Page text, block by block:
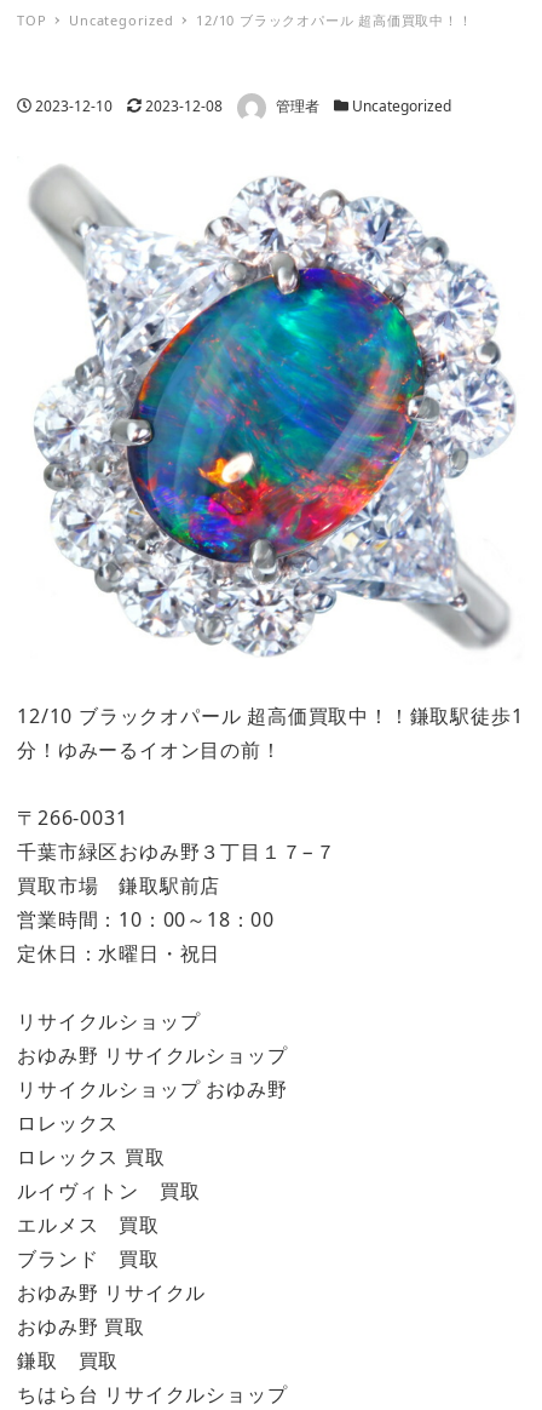
TOP Uncategorized 12/10 ブラックオパール 超高価買取中！！
投稿日
2023-12-10 更新日
2023-12-08 著者 管理者 カテゴリー
Uncategorized
12/10 ブラックオパール 超高価買取中！！鎌取駅徒歩1
分！ゆみーるイオン目の前！
〒266-0031
千葉市緑区おゆみ野３丁目１７−７
買取市場 鎌取駅前店
営業時間：10：00～18：00
定休日：水曜日・祝日
リサイクルショップ
おゆみ野 リサイクルショップ
リサイクルショップ おゆみ野
ロレックス
ロレックス 買取
ルイヴィトン 買取
エルメス 買取
ブランド 買取
おゆみ野 リサイクル
おゆみ野 買取
鎌取 買取
ちはら台 リサイクルショップ